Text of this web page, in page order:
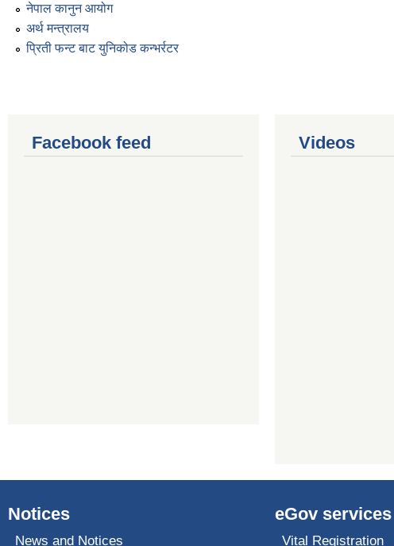
नेपाल कानुन आयोग
अर्थ मन्त्रालय
प्रिती फन्ट बाट युनिकोड कन्भर्रटर
Facebook feed Videos
Notices
News and Notices
eGov services
Vital Registration